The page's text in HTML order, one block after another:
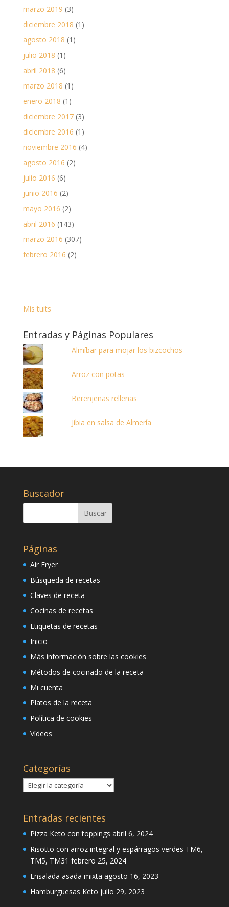
marzo 2019 (3)
diciembre 2018 (1)
agosto 2018 (1)
julio 2018 (1)
abril 2018 (6)
marzo 2018 (1)
enero 2018 (1)
diciembre 2017(3)
diciembre 2016 (1)
noviembre 2016 (4)
agosto 2016 (2)
julio 2016 (6)
junio 2016 (2)
mayo 2016 (2)
abril 2016 (143)
marzo 2016 (307)
febrero 2016 (2)
Mis tuits
Entradas y Páginas Populares
Almíbar para mojar los bizcochos
Arroz con potas
Berenjenas rellenas
Jibia en salsa de Almería
Buscador
Páginas
Air Fryer
Búsqueda de recetas
Claves de receta
Cocinas de recetas
Etiquetas de recetas
Inicio
Más información sobre las cookies
Métodos de cocinado de la receta
Mi cuenta
Platos de la receta
Política de cookies
Vídeos
Categorías
Categorías
Entradas recientes
Pizza Keto con toppings abril 6, 2024
Risotto con arroz integral y espárragos verdes TM6,
TM5, TM31 febrero 25, 2024
Ensalada asada mixta agosto 16, 2023
Hamburguesas Keto julio 29, 2023